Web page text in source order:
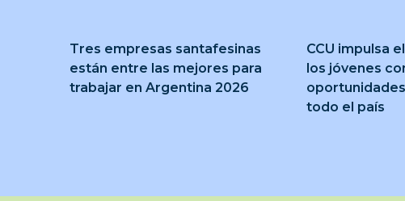
Tres empresas santafesinas
están entre las mejores para
trabajar en Argentina 2026
CCU impulsa
los jóvenes
todo el país